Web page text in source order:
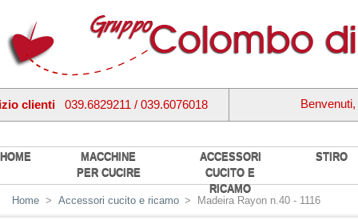
HOME
MACCHINE
PER CUCIRE
ACCESSORI
CUCITO E
RICAMO
STIRO
clienti 039.6829211 / 039.6076018 Benvenuti,
Home > Accessori cucito e ricamo > Madeira Rayon n.40 - 1116